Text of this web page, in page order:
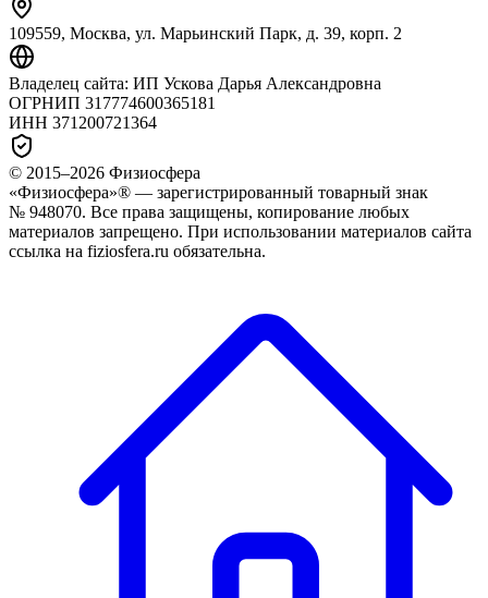
109559, Москва, ул. Марьинский Парк, д. 39, корп. 2
Владелец сайта: ИП Ускова Дарья Александровна
ОГРНИП 317774600365181
ИНН 371200721364
© 2015–2026 Физиосфера
«Физиосфера»® — зарегистрированный товарный знак
№ 948070. Все права защищены, копирование любых
материалов запрещено. При использовании материалов сайта
ссылка на fiziosfera.ru обязательна.